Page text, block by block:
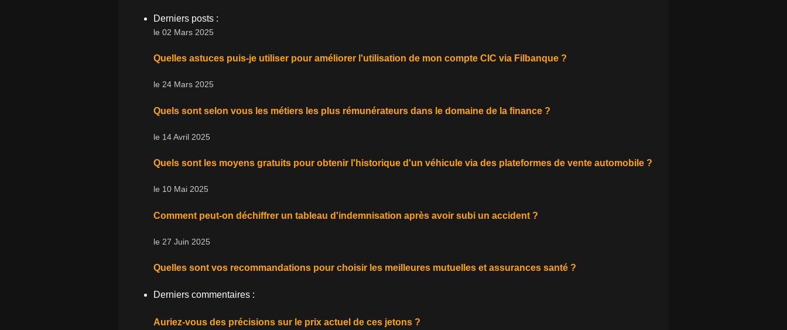
Derniers posts :
le 02 Mars 2025
Quelles astuces puis-je utiliser pour améliorer l'utilisation de mon compte CIC via Filbanque ?
le 24 Mars 2025
Quels sont selon vous les métiers les plus rémunérateurs dans le domaine de la finance ?
le 14 Avril 2025
Quels sont les moyens gratuits pour obtenir l'historique d'un véhicule via des plateformes de vente automobile ?
le 10 Mai 2025
Comment peut-on déchiffrer un tableau d'indemnisation après avoir subi un accident ?
le 27 Juin 2025
Quelles sont vos recommandations pour choisir les meilleures mutuelles et assurances santé ?
Derniers commentaires :
Auriez-vous des précisions sur le prix actuel de ces jetons ?